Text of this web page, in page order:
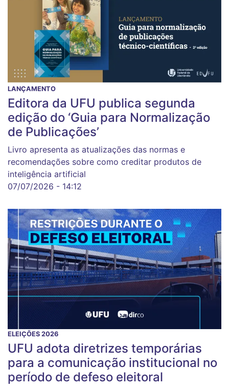
LANÇAMENTO
Editora da UFU publica segunda
edição do ‘Guia para Normalização
de Publicações’
Livro apresenta as atualizações das normas e
recomendações sobre como creditar produtos de
inteligência artificial
07/07/2026 - 14:12
ELEIÇÕES 2026
UFU adota diretrizes temporárias
para a comunicação institucional no
período de defeso eleitoral